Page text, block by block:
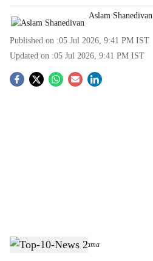
Aslam Shanedivan
Published on :05 Jul 2026, 9:41 PM IST
Updated on :05 Jul 2026, 9:41 PM IST
S
Top-10-News 2 -Sarkarnama